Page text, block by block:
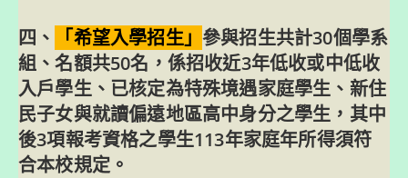
四、 「希望入學招生」參與招生共計30個學系
組、名額共50名，係招收近3年低收或中低收
入戶學生、已核定為特殊境遇家庭學生、新住
民子女與就讀偏遠地區高中身分之學生，其中
後3項報考資格之學生113年家庭年所得須符
合本校規定。